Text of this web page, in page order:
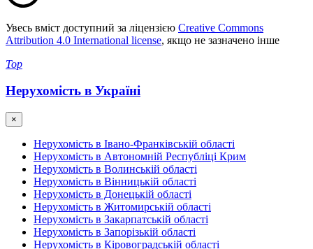
Увесь вміст доступний за ліцензією Creative Commons
Attribution 4.0 International license, якщо не зазначено інше
Top
Нерухомість в Україні
×
Нерухомість в Івано-Франківській області
Нерухомість в Автономній Республіці Крим
Нерухомість в Волинській області
Нерухомість в Вінницькій області
Нерухомість в Донецькій області
Нерухомість в Житомирській області
Нерухомість в Закарпатській області
Нерухомість в Запорізькій області
Нерухомість в Кіровоградській області